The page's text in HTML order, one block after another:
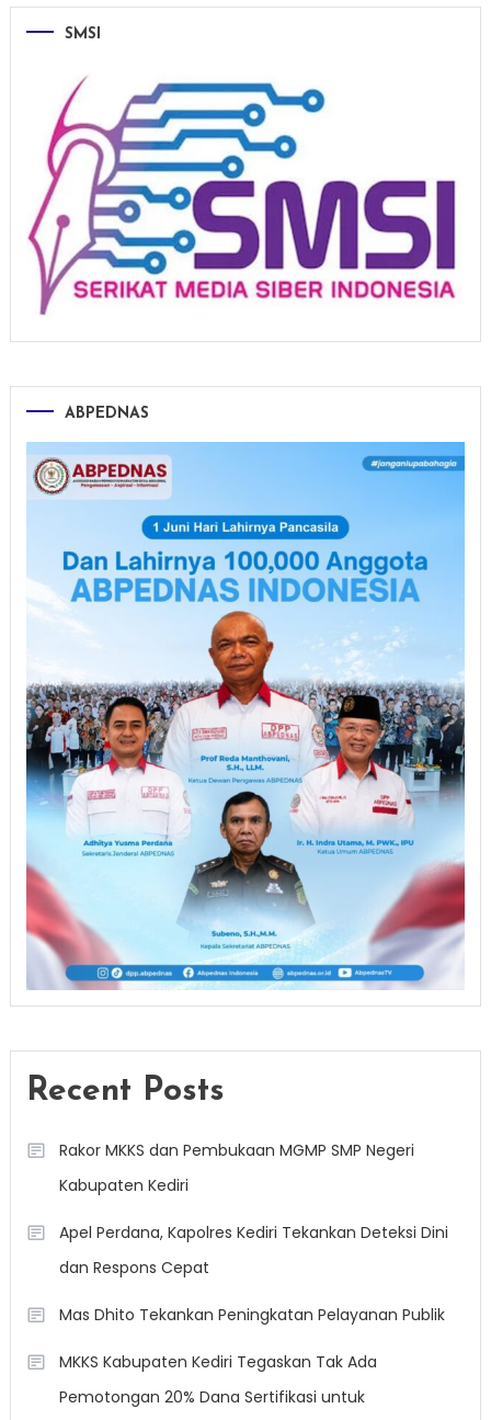
SMSI
ABPEDNAS
Recent Posts
Rakor MKKS dan Pembukaan MGMP SMP Negeri
Kabupaten Kediri
Apel Perdana, Kapolres Kediri Tekankan Deteksi Dini
dan Respons Cepat
Mas Dhito Tekankan Peningkatan Pelayanan Publik
MKKS Kabupaten Kediri Tegaskan Tak Ada
Pemotongan 20% Dana Sertifikasi untuk